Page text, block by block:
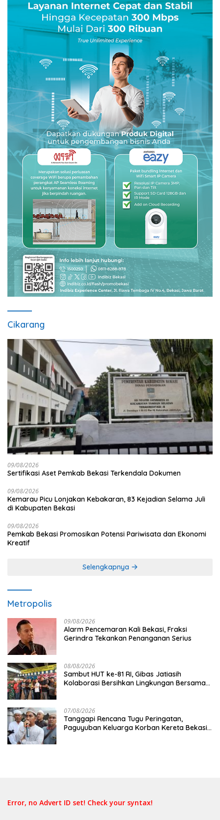
Cikarang
09/08/2026
Sertifikasi Aset Pemkab Bekasi Terkendala Dokumen
09/08/2026
Kemarau Picu Lonjakan Kebakaran, 83 Kejadian Selama Juli
di Kabupaten Bekasi
09/08/2026
Pemkab Bekasi Promosikan Potensi Pariwisata dan Ekonomi
Kreatif
Selengkapnya
Metropolis
09/08/2026
Alarm Pencemaran Kali Bekasi, Fraksi
Gerindra Tekankan Penanganan Serius
08/08/2026
Sambut HUT ke-81 RI, Gibas Jatiasih
Kolaborasi Bersihkan Lingkungan Bersama
07/08/2026
Tanggapi Rencana Tugu Peringatan,
Paguyuban Keluarga Korban Kereta Bekasi
Error, no Advert ID set! Check your syntax!